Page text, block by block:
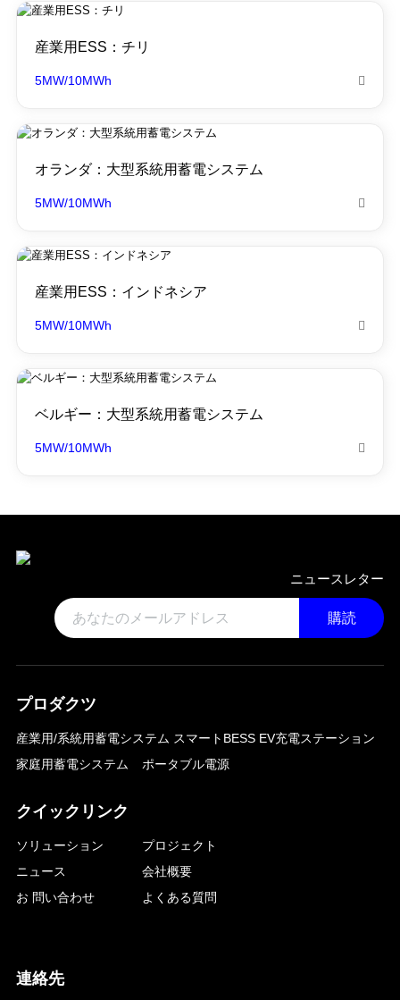
産業用ESS：チリ
5MW/10MWh 
オランダ：大型系統用蓄電システム
5MW/10MWh 
産業用ESS：インドネシア
5MW/10MWh 
ベルギー：大型系統用蓄電システム
5MW/10MWh 
ニュースレター
購読
プロダクツ
産業用/系統用蓄電システム スマートBESS EV充電ステーション
家庭用蓄電システム
ポータブル電源
クイックリンク
ソリューション
プロジェクト
ニュース
会社概要
お 問い合わせ
よくある質問
連絡先